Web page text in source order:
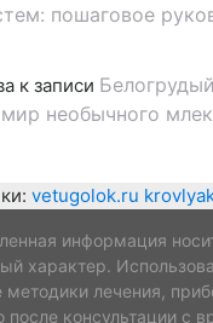
пошаговое
к записи
необычного
vetugolok.ru
информация
характер.
лечения,
после консультации с